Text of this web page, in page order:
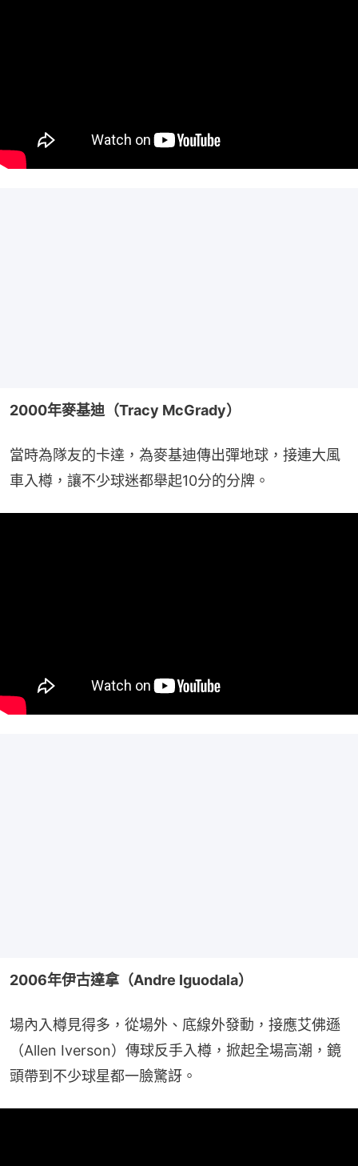
2000年麥基迪（Tracy McGrady）
當時為隊友的卡達，為麥基迪傳出彈地球，接連大風
車入樽，讓不少球迷都舉起10分的分牌。
2006年伊古達拿（Andre Iguodala）
場內入樽見得多，從場外、底線外發動，接應艾佛遜
（Allen Iverson）傳球反手入樽，掀起全場高潮，鏡
頭帶到不少球星都一臉驚訝。